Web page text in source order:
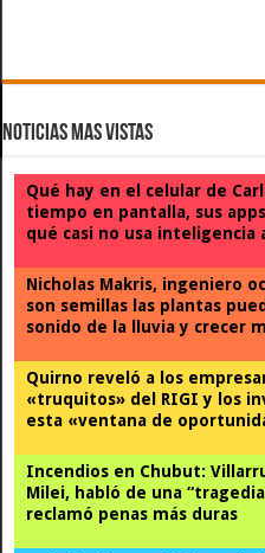
Noticias Mas Vistas
Qué hay en el celular de
tiempo en pantalla, sus
qué casi no usa inteligencia
Nicholas Makris, ingeniero
son semillas las plantas
sonido de la lluvia y crecer
Quirno reveló a los
«truquitos» del RIGI y los
esta «ventana de
Incendios en Chubut:
Milei, habló de una
reclamó penas más duras